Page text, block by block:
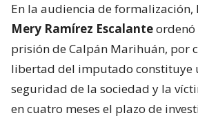
En la audiencia de
Mery Ramírez Escalanteordenó
prisión de Calpán Marihuán, por
libertad del imputado constituye
seguridad de la sociedad y la
en cuatro meses el plazo de